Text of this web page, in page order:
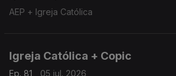
AEP + Igreja Católica
Igreja Católica + Copic
Ep. 81
05 jul. 2026